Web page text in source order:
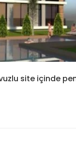
site içinde